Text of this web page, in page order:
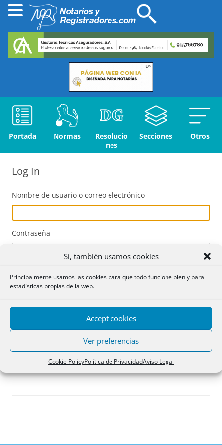
Sí, también usamos cookies
Principalmente usamos las cookies para que todo funcione bien y para
estadísticas propias de la web.
Accept cookies
Ver preferencias
Cookie PolicyPolítica de PrivacidadAviso Legal
Portada Normas
Resolucio
nes
Secciones Otros
Log In
Nombre de usuario o correo electrónico
Contraseña
Acceder
Registro
¿Has olvidado tu contraseña?